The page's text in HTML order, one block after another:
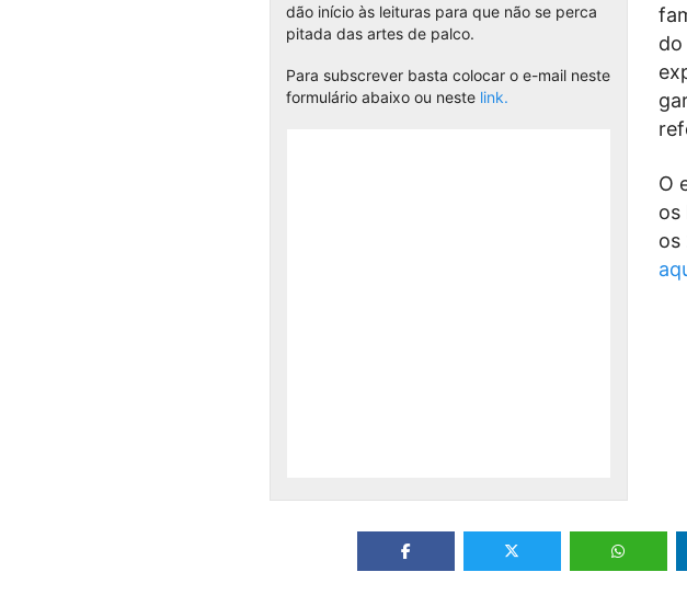
dão início às leituras para que não se perca
pitada das artes de palco.
Para subscrever basta colocar o e-mail neste
formulário abaixo ou neste link.
do
O
os
os